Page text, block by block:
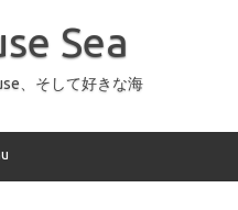
Sea
、そして好きな海